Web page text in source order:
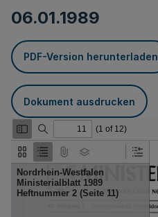
06.01.1989
PDF-Version herunterladen
Dokument ausdrucken